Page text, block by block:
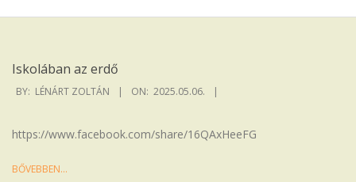
Iskola
Iskolában az erdő
2025-
06
BY: LÉNÁRT ZOLTÁN ON: 2025.05.06.
https://www.facebook.com/share/16QAxHeeFG
BŐVEBBEN…